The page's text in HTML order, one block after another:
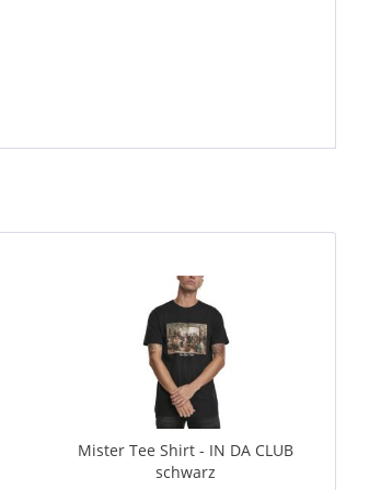
Mister Tee Shirt - IN DA CLUB
schwarz